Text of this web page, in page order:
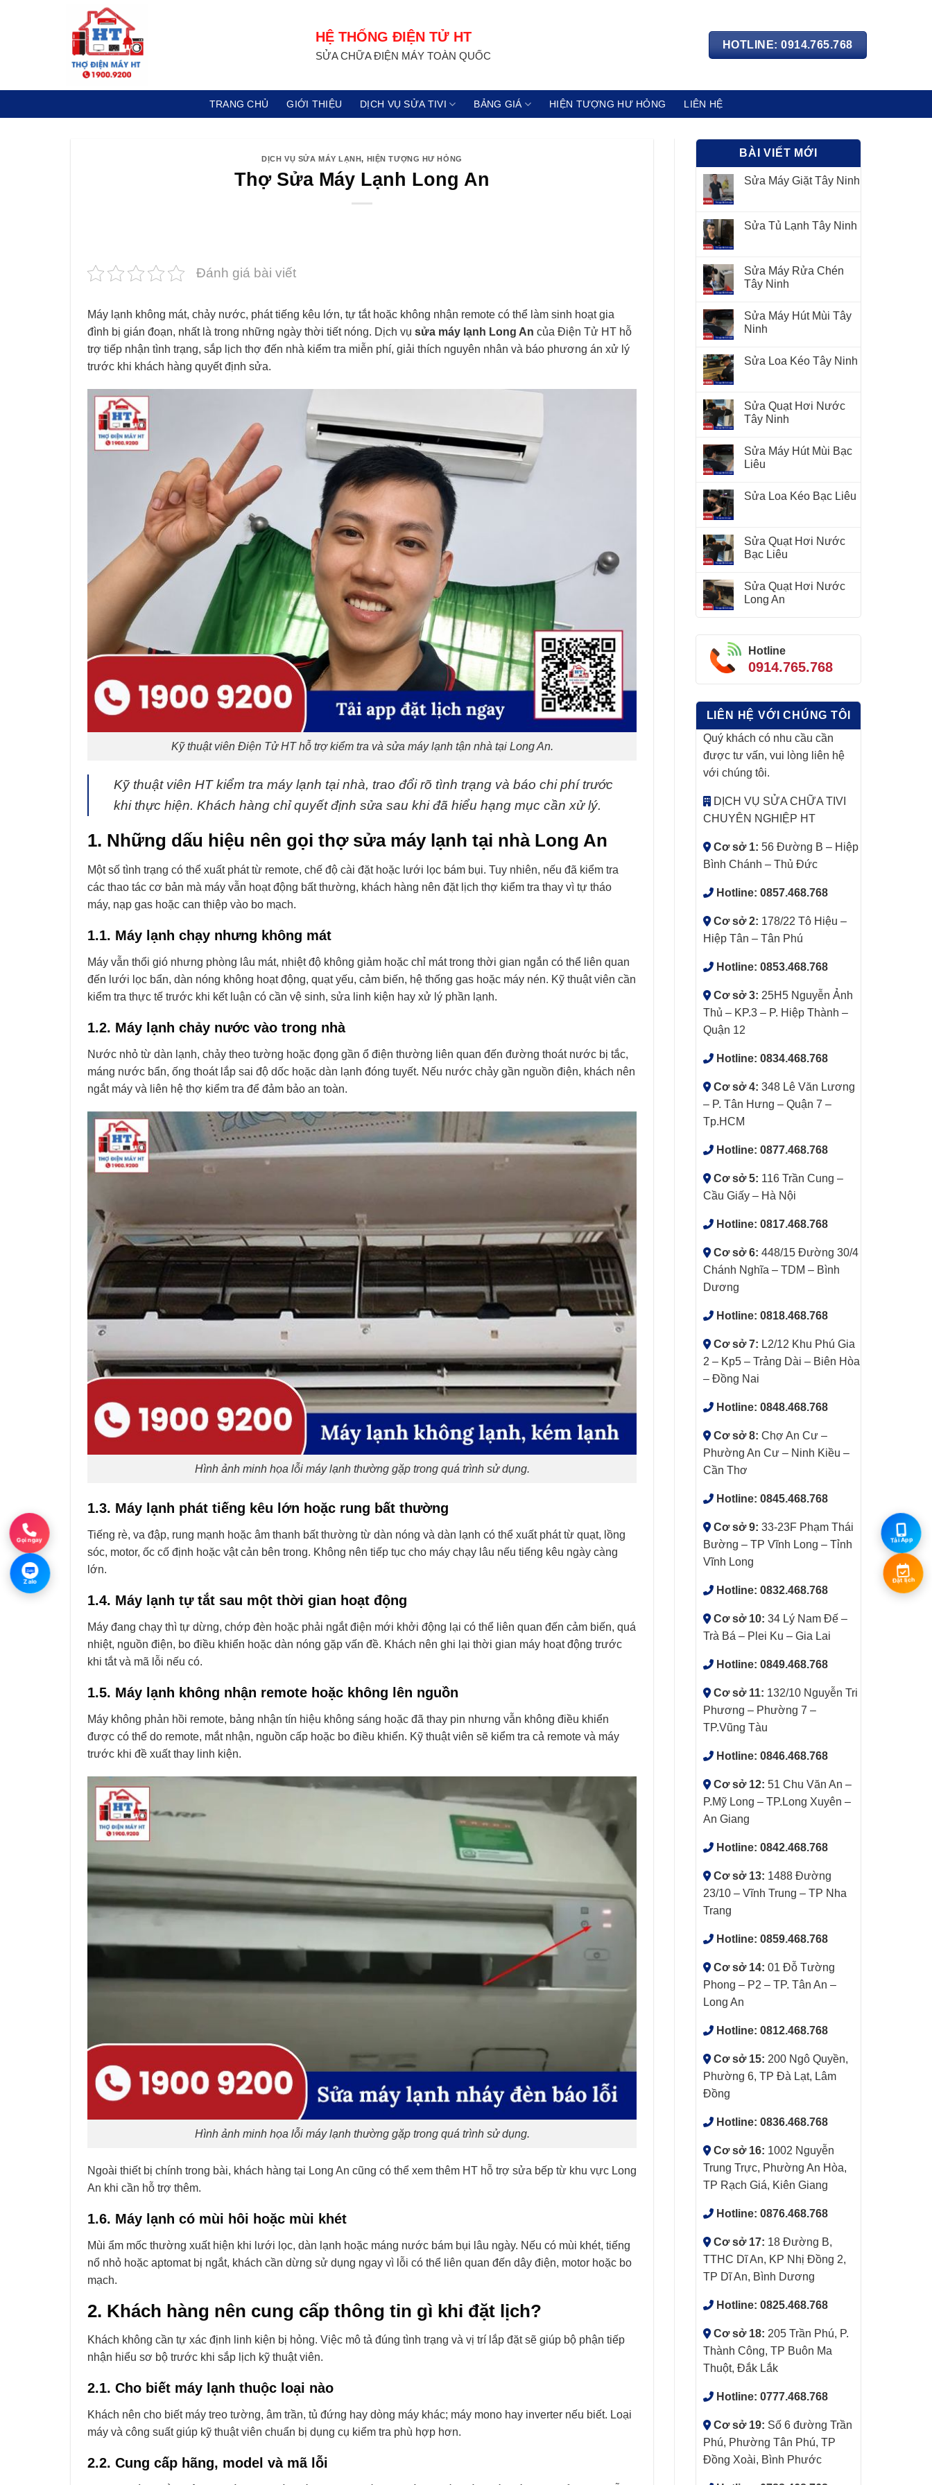
HỆ THỐNG ĐIỆN TỬ HT
SỬA CHỮA ĐIỆN MÁY TOÀN QUỐC
HOTLINE: 0914.765.768
TRANG CHỦ GIỚI THIỆU DỊCH VỤ SỬA TIVI BẢNG GIÁ HIỆN TƯỢNG HƯ HỎNG LIÊN HỆ
DỊCH VỤ SỬA MÁY LẠNH, HIỆN TƯỢNG HƯ HỎNG
Thợ Sửa Máy Lạnh Long An
Đánh giá bài viết
Máy lạnh không mát, chảy nước, phát tiếng kêu lớn, tự tắt hoặc không nhận remote có thể làm sinh hoạt gia
đình bị gián đoạn, nhất là trong những ngày thời tiết nóng. Dịch vụ sửa máy lạnh Long An của Điện Tử HT hỗ
trợ tiếp nhận tình trạng, sắp lịch thợ đến nhà kiểm tra miễn phí, giải thích nguyên nhân và báo phương án xử lý
trước khi khách hàng quyết định sửa.
Kỹ thuật viên Điện Tử HT hỗ trợ kiểm tra và sửa máy lạnh tận nhà tại Long An.
Kỹ thuật viên HT kiểm tra máy lạnh tại nhà, trao đổi rõ tình trạng và báo chi phí trước
khi thực hiện. Khách hàng chỉ quyết định sửa sau khi đã hiểu hạng mục cần xử lý.
1. Những dấu hiệu nên gọi thợ sửa máy lạnh tại nhà Long An
Một số tình trạng có thể xuất phát từ remote, chế độ cài đặt hoặc lưới lọc bám bụi. Tuy nhiên, nếu đã kiểm tra
các thao tác cơ bản mà máy vẫn hoạt động bất thường, khách hàng nên đặt lịch thợ kiểm tra thay vì tự tháo
máy, nạp gas hoặc can thiệp vào bo mạch.
1.1. Máy lạnh chạy nhưng không mát
Máy vẫn thổi gió nhưng phòng lâu mát, nhiệt độ không giảm hoặc chỉ mát trong thời gian ngắn có thể liên quan
đến lưới lọc bẩn, dàn nóng không hoạt động, quạt yếu, cảm biến, hệ thống gas hoặc máy nén. Kỹ thuật viên cần
kiểm tra thực tế trước khi kết luận có cần vệ sinh, sửa linh kiện hay xử lý phần lạnh.
1.2. Máy lạnh chảy nước vào trong nhà
Nước nhỏ từ dàn lạnh, chảy theo tường hoặc đọng gần ổ điện thường liên quan đến đường thoát nước bị tắc,
máng nước bẩn, ống thoát lắp sai độ dốc hoặc dàn lạnh đóng tuyết. Nếu nước chảy gần nguồn điện, khách nên
ngắt máy và liên hệ thợ kiểm tra để đảm bảo an toàn.
Hình ảnh minh họa lỗi máy lạnh thường gặp trong quá trình sử dụng.
1.3. Máy lạnh phát tiếng kêu lớn hoặc rung bất thường
Tiếng rè, va đập, rung mạnh hoặc âm thanh bất thường từ dàn nóng và dàn lạnh có thể xuất phát từ quạt, lồng
sóc, motor, ốc cố định hoặc vật cản bên trong. Không nên tiếp tục cho máy chạy lâu nếu tiếng kêu ngày càng
lớn.
1.4. Máy lạnh tự tắt sau một thời gian hoạt động
Máy đang chạy thì tự dừng, chớp đèn hoặc phải ngắt điện mới khởi động lại có thể liên quan đến cảm biến, quá
nhiệt, nguồn điện, bo điều khiển hoặc dàn nóng gặp vấn đề. Khách nên ghi lại thời gian máy hoạt động trước
khi tắt và mã lỗi nếu có.
1.5. Máy lạnh không nhận remote hoặc không lên nguồn
Máy không phản hồi remote, bảng nhận tín hiệu không sáng hoặc đã thay pin nhưng vẫn không điều khiển
được có thể do remote, mắt nhận, nguồn cấp hoặc bo điều khiển. Kỹ thuật viên sẽ kiểm tra cả remote và máy
trước khi đề xuất thay linh kiện.
Hình ảnh minh họa lỗi máy lạnh thường gặp trong quá trình sử dụng.
Ngoài thiết bị chính trong bài, khách hàng tại Long An cũng có thể xem thêm HT hỗ trợ sửa bếp từ khu vực Long
An khi cần hỗ trợ thêm.
1.6. Máy lạnh có mùi hôi hoặc mùi khét
Mùi ẩm mốc thường xuất hiện khi lưới lọc, dàn lạnh hoặc máng nước bám bụi lâu ngày. Nếu có mùi khét, tiếng
nổ nhỏ hoặc aptomat bị ngắt, khách cần dừng sử dụng ngay vì lỗi có thể liên quan đến dây điện, motor hoặc bo
mạch.
2. Khách hàng nên cung cấp thông tin gì khi đặt lịch?
Khách không cần tự xác định linh kiện bị hỏng. Việc mô tả đúng tình trạng và vị trí lắp đặt sẽ giúp bộ phận tiếp
nhận hiểu sơ bộ trước khi sắp lịch kỹ thuật viên.
2.1. Cho biết máy lạnh thuộc loại nào
Khách nên cho biết máy treo tường, âm trần, tủ đứng hay dòng máy khác; máy mono hay inverter nếu biết. Loại
máy và công suất giúp kỹ thuật viên chuẩn bị dụng cụ kiểm tra phù hợp hơn.
2.2. Cung cấp hãng, model và mã lỗi
BÀI VIẾT MỚI
Sửa Máy Giặt Tây Ninh
Sửa Tủ Lạnh Tây Ninh
Sửa Máy Rửa Chén
Tây Ninh
Sửa Máy Hút Mùi Tây
Ninh
Sửa Loa Kéo Tây Ninh
Sửa Quạt Hơi Nước
Tây Ninh
Sửa Máy Hút Mùi Bạc
Liêu
Sửa Loa Kéo Bạc Liêu
Sửa Quạt Hơi Nước
Bạc Liêu
Sửa Quạt Hơi Nước
Long An
Hotline
0914.765.768
LIÊN HỆ VỚI CHÚNG TÔI
Quý khách có nhu cầu cần
được tư vấn, vui lòng liên hệ
với chúng tôi.
DỊCH VỤ SỬA CHỮA TIVI
CHUYÊN NGHIỆP HT
Cơ sở 1: 56 Đường B – Hiệp
Bình Chánh – Thủ Đức
Hotline: 0857.468.768
Cơ sở 2: 178/22 Tô Hiệu –
Hiệp Tân – Tân Phú
Hotline: 0853.468.768
Cơ sở 3: 25H5 Nguyễn Ảnh
Thủ – KP.3 – P. Hiệp Thành –
Quận 12
Hotline: 0834.468.768
Cơ sở 4: 348 Lê Văn Lương
– P. Tân Hưng – Quận 7 –
Tp.HCM
Hotline: 0877.468.768
Cơ sở 5: 116 Trần Cung –
Cầu Giấy – Hà Nội
Hotline: 0817.468.768
Cơ sở 6: 448/15 Đường 30/4
Chánh Nghĩa – TDM – Bình
Dương
Hotline: 0818.468.768
Cơ sở 7: L2/12 Khu Phú Gia
2 – Kp5 – Trảng Dài – Biên Hòa
– Đồng Nai
Hotline: 0848.468.768
Cơ sở 8: Chợ An Cư –
Phường An Cư – Ninh Kiều –
Cần Thơ
Hotline: 0845.468.768
Cơ sở 9: 33-23F Phạm Thái
Bường – TP Vĩnh Long – Tỉnh
Vĩnh Long
Hotline: 0832.468.768
Cơ sở 10: 34 Lý Nam Đế –
Trà Bá – Plei Ku – Gia Lai
Hotline: 0849.468.768
Cơ sở 11: 132/10 Nguyễn Tri
Phương – Phường 7 –
TP.Vũng Tàu
Hotline: 0846.468.768
Cơ sở 12: 51 Chu Văn An –
P.Mỹ Long – TP.Long Xuyên –
An Giang
Hotline: 0842.468.768
Cơ sở 13: 1488 Đường
23/10 – Vĩnh Trung – TP Nha
Trang
Hotline: 0859.468.768
Cơ sở 14: 01 Đỗ Tường
Phong – P2 – TP. Tân An –
Long An
Hotline: 0812.468.768
Cơ sở 15: 200 Ngô Quyền,
Phường 6, TP Đà Lạt, Lâm
Đồng
Hotline: 0836.468.768
Cơ sở 16: 1002 Nguyễn
Trung Trực, Phường An Hòa,
TP Rạch Giá, Kiên Giang
Hotline: 0876.468.768
Cơ sở 17: 18 Đường B,
TTHC Dĩ An, KP Nhị Đồng 2,
TP Dĩ An, Bình Dương
Hotline: 0825.468.768
Cơ sở 18: 205 Trần Phú, P.
Thành Công, TP Buôn Ma
Thuột, Đắk Lắk
Hotline: 0777.468.768
Cơ sở 19: Số 6 đường Trần
Phú, Phường Tân Phú, TP
Đồng Xoài, Bình Phước
Gọi ngay
Zalo
Zalo
Tải App
Đặt lịch